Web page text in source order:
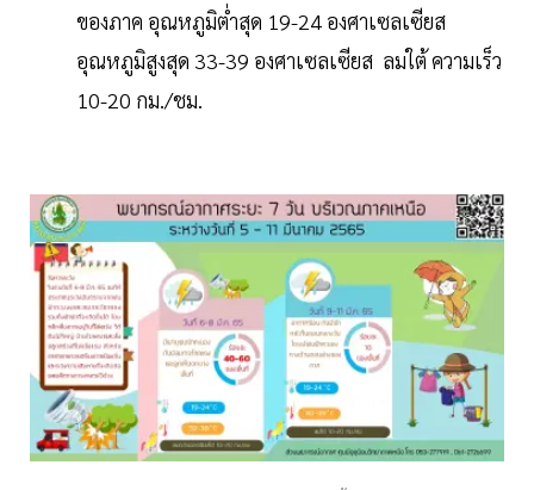
ของภาค อุณหภูมิต่ำสุด 19-24 องศาเซลเซียส
อุณหภูมิสูงสุด 33-39 องศาเซลเซียส ลมใต้ ความเร็ว
10-20 กม./ชม.